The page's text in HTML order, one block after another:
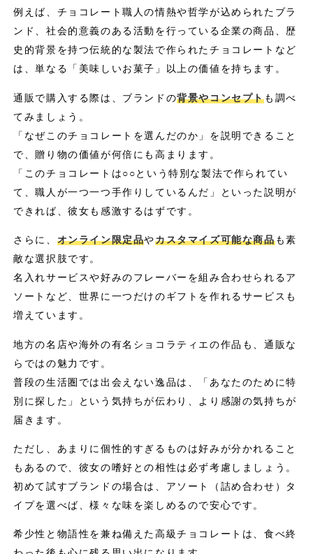
例えば、チョコレート職人の情熱や哲学が込められたブラ
ンド、社会的意義のある活動を行っている企業の商品、歴
史的背景を持つ伝統的な製法で作られたチョコレートなど
は、単なる「美味しいお菓子」以上の価値を持ちます。
通販で購入する際は、ブランドの背景やコンセプトも調べ
てみましょう。
「なぜこのチョコレートを選んだのか」を説明できること
で、贈り物の価値が何倍にも高まります。
「このチョコレートは○○という特別な製法で作られてい
て、職人が一つ一つ手作りしているんだ」といった説明が
できれば、彼女も感激するはずです。
さらに、 オンライン限定品やカスタマイズ可能な商品も素
敵な選択肢です。
名入れサービスや好みのフレーバーを組み合わせられるア
ソートなど、世界に一つだけのギフトを作れるサービスも
増えています。
地方の名店や海外の有名ショコラティエの作品も、通販な
らではの魅力です。
普段の生活圏では出会えない逸品は、「あなたのために特
別に探した」という気持ちが伝わり、より感謝の気持ちが
届きます。
ただし、あまりに個性的すぎるものは好みが分かれること
もあるので、彼女の嗜好との相性は必ず考慮しましょう。
初めて試すブランドの場合は、アソート（詰め合わせ）タ
イプを選べば、様々な味を楽しめるので安心です。
希少性と物語性を兼ね備えた高級チョコレートは、食べ終